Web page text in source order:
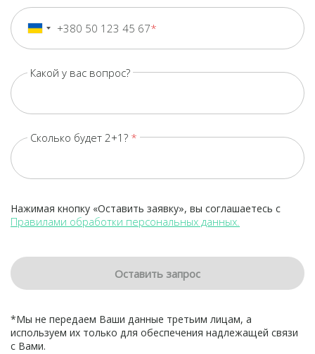
Ukraine
+380
+380
+380 50 123 45 67
Какой у вас вопрос?
Сколько будет 2+1?
Нажимая кнопку «Оставить заявку», вы соглашаетесь с
Правилами обработки персональных данных.
Оставить запрос
*Мы не передаем Ваши данные третьим лицам, а
используем их только для обеспечения надлежащей связи
с Вами.